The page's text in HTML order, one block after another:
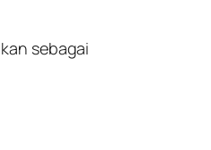
sebagai